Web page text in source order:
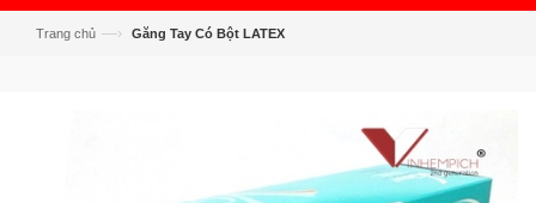
Trang chủ —› Găng Tay Có Bột LATEX